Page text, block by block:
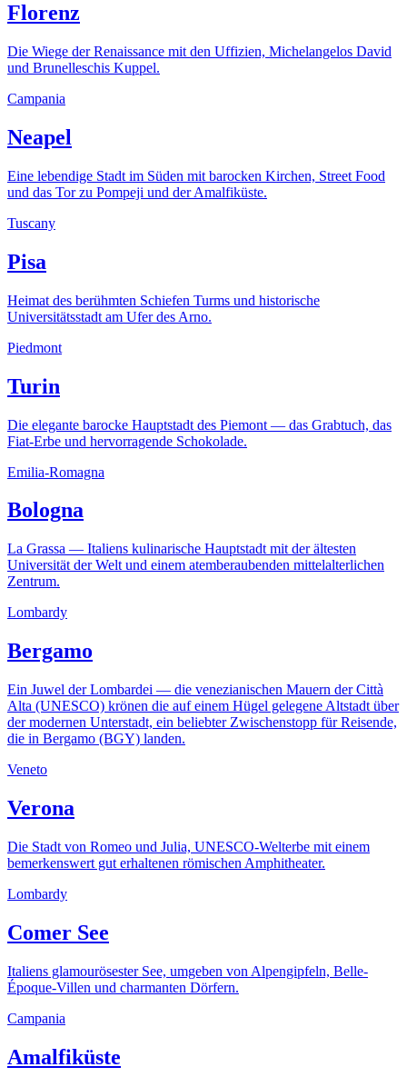
Florenz
Die Wiege der Renaissance mit den Uffizien, Michelangelos David
und Brunelleschis Kuppel.
Campania
Neapel
Eine lebendige Stadt im Süden mit barocken Kirchen, Street Food
und das Tor zu Pompeji und der Amalfiküste.
Tuscany
Pisa
Heimat des berühmten Schiefen Turms und historische
Universitätsstadt am Ufer des Arno.
Piedmont
Turin
Die elegante barocke Hauptstadt des Piemont — das Grabtuch, das
Fiat-Erbe und hervorragende Schokolade.
Emilia-Romagna
Bologna
La Grassa — Italiens kulinarische Hauptstadt mit der ältesten
Universität der Welt und einem atemberaubenden mittelalterlichen
Zentrum.
Lombardy
Bergamo
Ein Juwel der Lombardei — die venezianischen Mauern der Città
Alta (UNESCO) krönen die auf einem Hügel gelegene Altstadt über
der modernen Unterstadt, ein beliebter Zwischenstopp für Reisende,
die in Bergamo (BGY) landen.
Veneto
Verona
Die Stadt von Romeo und Julia, UNESCO-Welterbe mit einem
bemerkenswert gut erhaltenen römischen Amphitheater.
Lombardy
Comer See
Italiens glamourösester See, umgeben von Alpengipfeln, Belle-
Époque-Villen und charmanten Dörfern.
Campania
Amalfiküste